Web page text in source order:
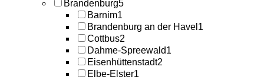
Brandenburg5
Barnim1
Brandenburg an der Havel 1
Cottbus2
Dahme-Spreewald1
Eisenhüttenstadt2
Elbe-Elster1